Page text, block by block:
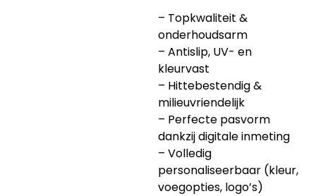
– Topkwaliteit &
onderhoudsarm
– Antislip, UV- en
kleurvast
– Hittebestendig &
milieuvriendelijk
– Perfecte pasvorm
dankzij digitale inmeting
– Volledig
personaliseerbaar (kleur,
voegopties, logo’s)